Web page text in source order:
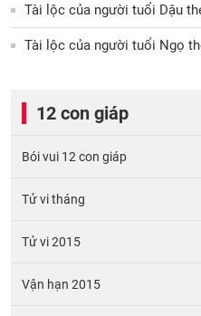
Tài lộc của người tuổi Dậu
Tài lộc của người tuổi Ngọ
12 con giáp
Bói vui 12 con giáp
Tử vi tháng
Tử vi 2015
Vận hạn 2015